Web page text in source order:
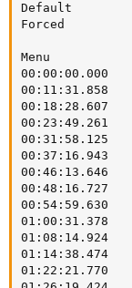
Default
Forced
Menu